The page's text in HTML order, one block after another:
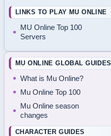
LINKS TO PLAY MU ONLINE
MU Online Top 100
Servers
MU ONLINE GLOBAL GUIDES
What is Mu Online?
Mu Online Top 100
Mu Online season
changes
CHARACTER GUIDES